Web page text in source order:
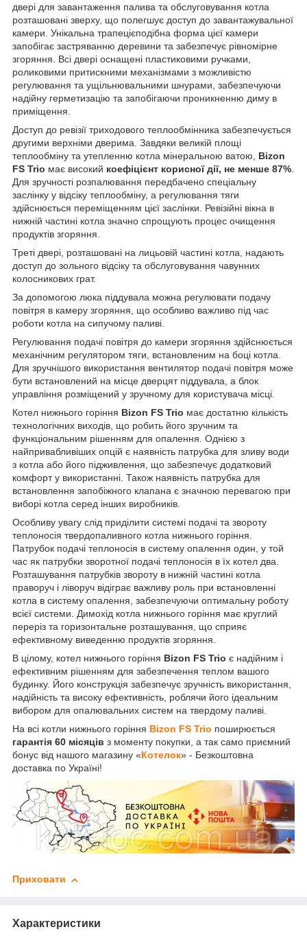
двері для завантаження палива та обслуговування котла
розташовані зверху, що полегшує доступ до завантажувальної
камери. Унікальна трапецієподібна форма цієї камери
запобігає застряванню деревини та забезпечує рівномірне
згоряння. Всі двері оснащені пластиковими ручками,
роликовими притискними механізмами з можливістю
регулювання та ущільнювальними шнурами, забезпечуючи
надійну герметизацію та запобігаючи проникненню диму в
приміщення.
Доступ до ревізії триходового теплообмінника забезпечується
другими верхніми дверима. Завдяки великій площі
теплообміну та утепленню котла мінеральною ватою, Bizon
FS Trio має високий коефіцієнт корисної дії, не менше 87%
Для зручності розпалювання передбачено спеціальну
заслінку у відсіку теплообміну, а регулювання тяги
здійснюється переміщенням цієї заслінки. Ревізійні вікна в
нижній частині котла значно спрощують процес очищення
продуктів згоряння.
Треті двері, розташовані на лицьовій частині котла, надають
доступ до зольного відсіку та обслуговування чавунних
колосникових грат.
За допомогою люка піддувала можна регулювати подачу
повітря в камеру згоряння, що особливо важливо під час
роботи котла на сипучому паливі.
Регулювання подачі повітря до камери згоряння здійснюється
механічним регулятором тяги, встановленим на боці котла.
Для зручнішого використання вентилятор подачі повітря може
бути встановлений на місце дверцят піддувала, а блок
управління розміщений у зручному для користувача місці.
Котел нижнього горіння Bizon FS Trio має достатню кількість
технологічних виходів, що робить його зручним та
функціональним рішенням для опалення. Однією з
найпривабливіших опцій є наявність патрубка для зливу води
з котла або його підживлення, що забезпечує додатковий
комфорт у використанні. Також наявність патрубка для
встановлення запобіжного клапана є значною перевагою при
виборі котла серед інших виробників.
Особливу увагу слід приділити системі подачі та звороту
теплоносія твердопаливного котла нижнього горіння.
Патрубок подачі теплоносія в систему опалення один, у той
час як патрубки зворотної подачі теплоносія в їх котел два.
Розташування патрубків звороту в нижній частині котла
праворуч і ліворуч відіграє важливу роль при встановленні
котла в систему опалення, забезпечуючи оптимальну роботу
всієї системи. Димохід котла нижнього горіння має круглий
переріз та горизонтальне розташування, що сприяє
ефективному виведенню продуктів згоряння.
В цілому, котел нижнього горіння Bizon FS Trio є надійним і
ефективним рішенням для забезпечення теплом вашого
будинку. Його конструкція забезпечує зручність використання,
надійність та високу ефективність, роблячи його ідеальним
вибором для опалювальних систем на твердому паливі.
На всі котли нижнього горіння Bizon FS Trio поширюється
гарантія 60 місяців з моменту покупки, а так само приємний
бонус від нашого магазину «Котелок» - Безкоштовна
доставка по Україні!
Приховати
Характеристики